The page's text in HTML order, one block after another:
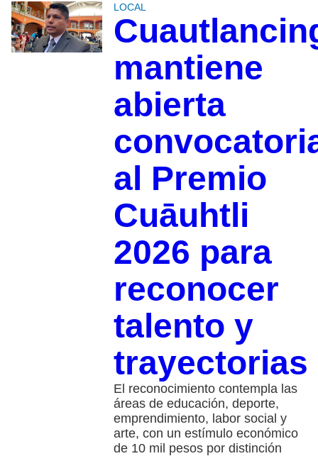
LOCAL
mantiene
abierta
al Premio
Cuāuhtli
2026 para
reconocer
talento y
trayectorias
El reconocimiento contempla las
áreas de educación, deporte,
emprendimiento, labor social y
arte, con un estímulo económico
de 10 mil pesos por distinción